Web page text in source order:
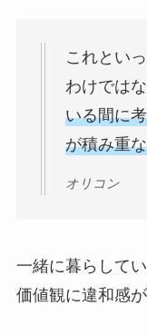
これとい
わけでは
いる間に
が積み重
オリコン
一緒に暮らして
価値観に違和感